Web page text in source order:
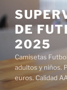
al
contenido
DE
2025
Camisetas
adultos y niños.
euros. Calidad